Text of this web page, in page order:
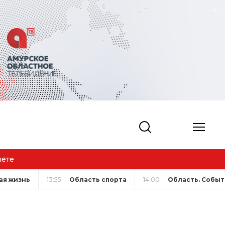
жизнь 13:55 Область спорта 14:00 Область.